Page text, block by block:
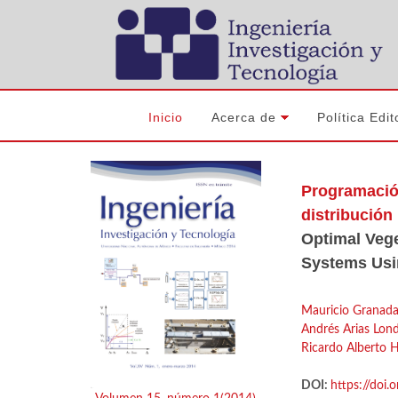
Inicio Acerca de Política
distribución
Optimal
Systems
Mauricio
Andrés Arias
Ricardo Alberto
DOI: https://